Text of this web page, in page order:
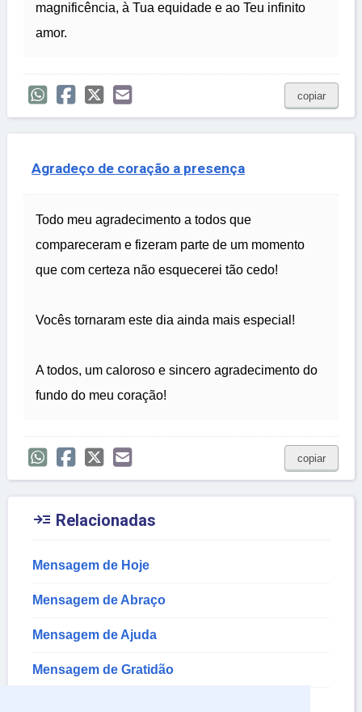
magnificência, à Tua equidade e ao Teu infinito
amor.
copiar
Agradeço de coração a presença
Todo meu agradecimento a todos que
compareceram e fizeram parte de um momento
que com certeza não esquecerei tão cedo!
Vocês tornaram este dia ainda mais especial!
A todos, um caloroso e sincero agradecimento do
fundo do meu coração!
copiar
 Relacionadas
Mensagem de Hoje
Mensagem de Abraço
Mensagem de Ajuda
Mensagem de Gratidão